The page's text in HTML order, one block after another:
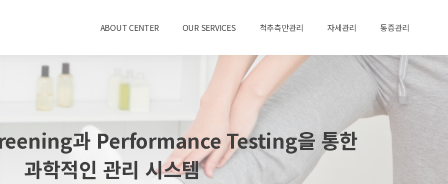
ABOUT CENTER
Testimonials
Visitors in the Center
Office Hours & Direction
OUR SERVICES
Biomechanics
A.R.T 요법
AK클리닉
Special Care
척추측만관리
척추측만증이란?
자가진단법
척추측만증관리
3D Schroth
자세관리
일자목/거북목
관리
족부 관리
통증관리
목/허리디스크
오십견
만성두통
팔꿈치/
과 Performance Testing을 통한
과학적인 관리 시스템